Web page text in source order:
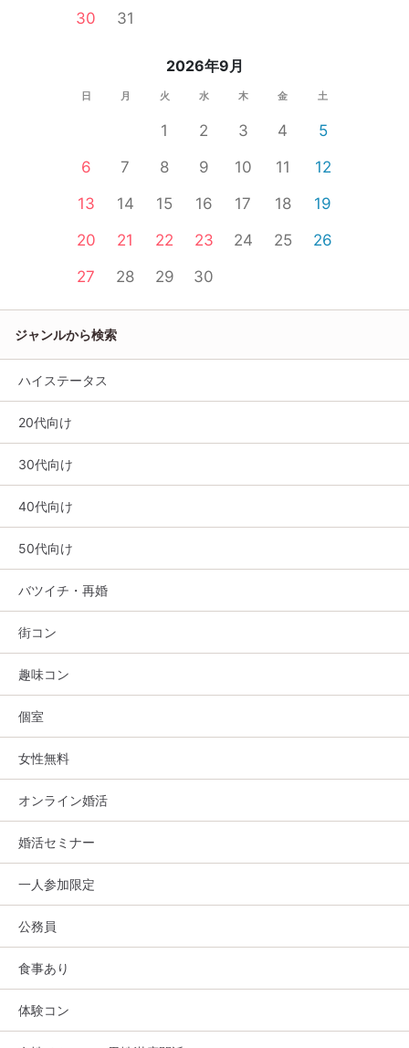
30 31
2026年9月
日 月 火 水 木 金 土
1 2 3 4
5
6
7 8 9 10 11
12
13
14 15 16 17 18
19
20
21 22 23 24 25
26
27
28 29 30
ジャンルから検索
ハイステータス
20代向け
30代向け
40代向け
50代向け
バツイチ・再婚
街コン
趣味コン
個室
女性無料
オンライン婚活
婚活セミナー
一人参加限定
公務員
食事あり
体験コン